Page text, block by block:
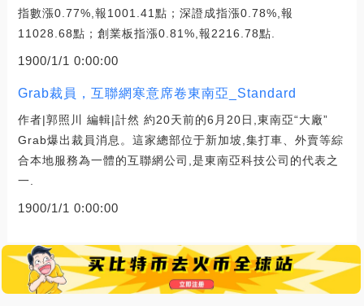
指數漲0.77%,報1001.41點；深證成指漲0.78%,報
11028.68點；創業板指漲0.81%,報2216.78點.
1900/1/1 0:00:00
Grab裁員，互聯網寒意席卷東南亞_Standard
作者|郭照川 編輯|計然 約20天前的6月20日,東南亞“大廠”
Grab爆出裁員消息。這家總部位于新加坡,集打車、外賣等綜
合本地服務為一體的互聯網公司,是東南亞科技公司的代表之
一.
1900/1/1 0:00:00